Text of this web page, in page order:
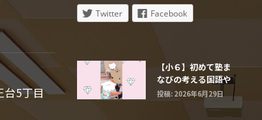
台5丁目
Twitter Facebook
【小６】初めて塾ま
なびの考える国語や
まなび算数に触れる
投稿: 2026年6月29日